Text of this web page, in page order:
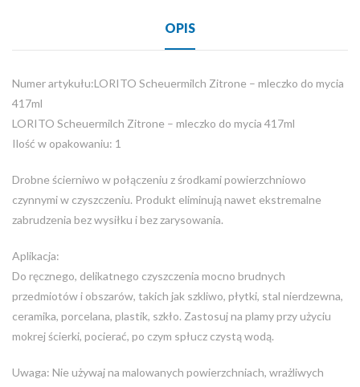
OPIS
Numer artykułu:LORITO Scheuermilch Zitrone – mleczko do mycia
417ml
LORITO Scheuermilch Zitrone – mleczko do mycia 417ml
Ilość w opakowaniu: 1
Drobne ścierniwo w połączeniu z środkami powierzchniowo
czynnymi w czyszczeniu. Produkt eliminują nawet ekstremalne
zabrudzenia bez wysiłku i bez zarysowania.
Aplikacja:
Do ręcznego, delikatnego czyszczenia mocno brudnych
przedmiotów i obszarów, takich jak szkliwo, płytki, stal nierdzewna,
ceramika, porcelana, plastik, szkło. Zastosuj na plamy przy użyciu
mokrej ścierki, pocierać, po czym spłucz czystą wodą.
Uwaga: Nie używaj na malowanych powierzchniach, wrażliwych